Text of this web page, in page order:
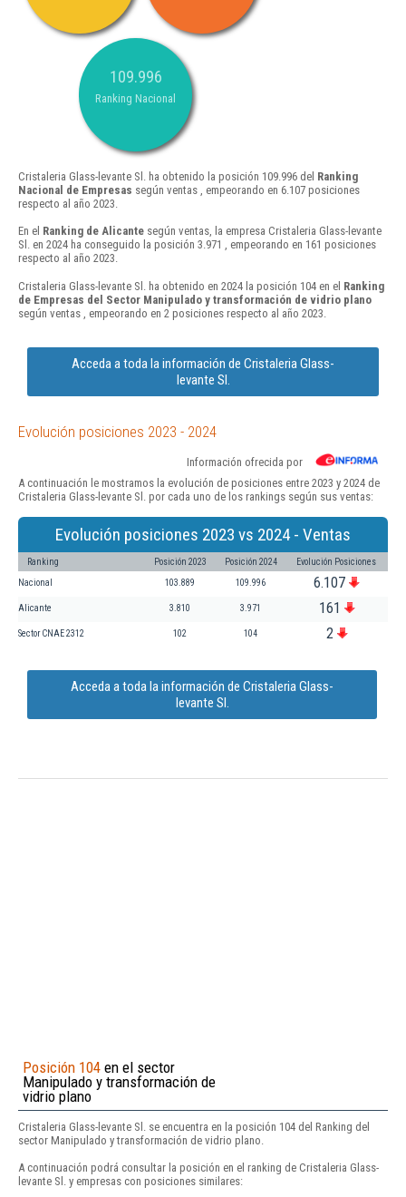
109.996
Ranking Nacional
Cristaleria Glass-levante Sl. ha obtenido la posición 109.996 del Ranking
Nacional de Empresas según ventas , empeorando en 6.107 posiciones
respecto al año 2023.
En el Ranking de Alicante según ventas, la empresa Cristaleria Glass-levante
Sl. en 2024 ha conseguido la posición 3.971 , empeorando en 161 posiciones
respecto al año 2023.
Cristaleria Glass-levante Sl. ha obtenido en 2024 la posición 104 en el Ranking
de Empresas del Sector Manipulado y transformación de vidrio plano
según ventas , empeorando en 2 posiciones respecto al año 2023.
Acceda a toda la información de Cristaleria Glass-
levante Sl.
Evolución posiciones 2023 - 2024
Información ofrecida por
A continuación le mostramos la evolución de posiciones entre 2023 y 2024 de
Cristaleria Glass-levante Sl. por cada uno de los rankings según sus ventas:
Evolución posiciones 2023 vs 2024 - Ventas
Ranking Posición 2023 Posición 2024 Evolución Posiciones
Nacional 103.889 109.996 6.107
Alicante 3.810 3.971 161
Sector CNAE 2312 102 104 2
Acceda a toda la información de Cristaleria Glass-
levante Sl.
Posición 104 en el sector
Manipulado y transformación de
vidrio plano
Cristaleria Glass-levante Sl. se encuentra en la posición 104 del Ranking del
sector Manipulado y transformación de vidrio plano.
A continuación podrá consultar la posición en el ranking de Cristaleria Glass-
levante Sl. y empresas con posiciones similares: